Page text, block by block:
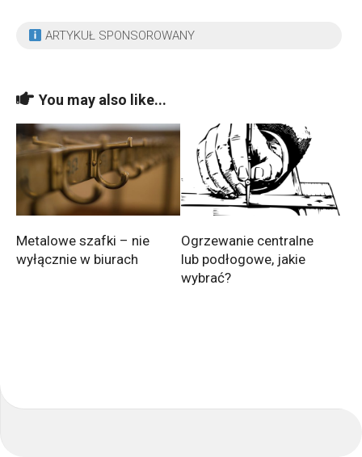
ARTYKUŁ SPONSOROWANY
You may also like...
Metalowe szafki – nie
wyłącznie w biurach
Ogrzewanie centralne
lub podłogowe, jakie
wybrać?